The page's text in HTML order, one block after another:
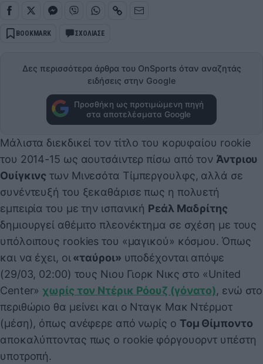
BOOKMARK ΣΧΟΛΙΑΣΕ
Δες περισσότερα άρθρα του OnSports όταν αναζητάς
ειδήσεις στην Google
Προσθήκη ως προτιμώμενη πηγή
στα αποτελέσματα Google
Μάλιστα διεκδικεί τον τίτλο του κορυφαίου rookie
του 2014-15 ως αουτσάιντερ πίσω από τον Άντριου
Ουίγκινς των Μινεσότα Τίμπεργουλφς, αλλά σε
συνέντευξή του ξεκαθάρισε πως η πολυετή
εμπειρία του με την ισπανική Ρεάλ Μαδρίτης
δημιουργεί αθέμιτο πλεονέκτημα σε σχέση με τους
υπόλοιπους rookies του «μαγικού» κόσμου. Όπως
και να έχει, οι «ταύροι» υποδέχονται απόψε
(29/03, 02:00) τους Νιου Γιορκ Νικς στο «United
Center»χωρίς τον Ντέρικ Ρόουζ (γόνατο), ενώ στο
περιθώριο θα μείνει και ο Νταγκ Μακ Ντέρμοτ
(μέση), όπως ανέφερε από νωρίς ο Τομ Θίμποντο
αποκαλύπτοντας πως ο rookie φόργουορντ υπέστη
υποτροπή.